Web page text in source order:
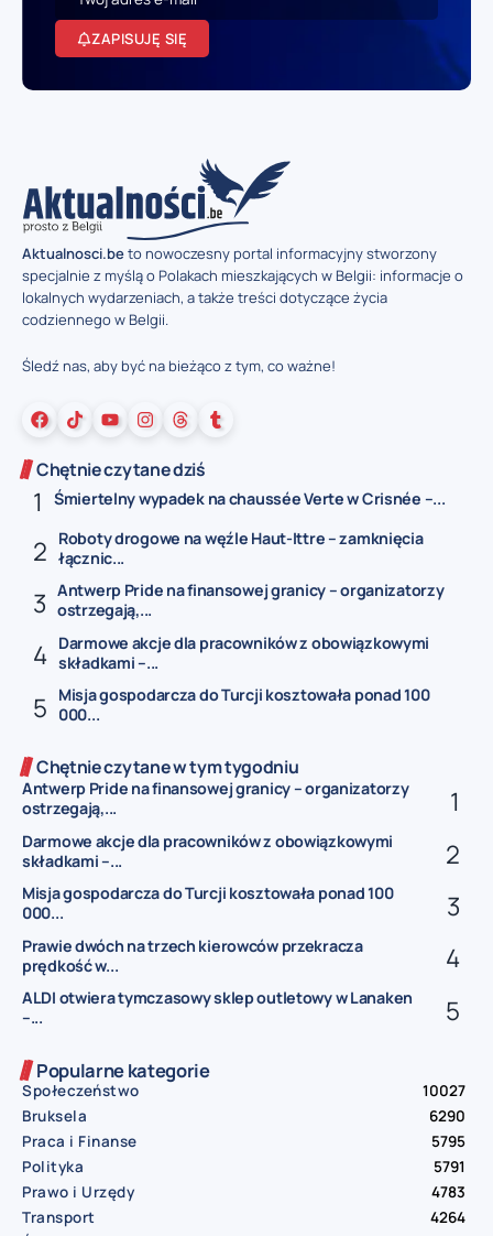
ZAPISUJĘ SIĘ
Aktualnosci.beto nowoczesny portal informacyjny stworzony
specjalnie z myślą o Polakach mieszkających w Belgii: informacje o
lokalnych wydarzeniach, a także treści dotyczące życia
codziennego w Belgii.
Śledź nas, aby być na bieżąco z tym, co ważne!
Chętnie czytane dziś
Śmiertelny wypadek na chaussée Verte w Crisnée –...
Roboty drogowe na węźle Haut-Ittre – zamknięcia
łącznic...
Antwerp Pride na finansowej granicy – organizatorzy
ostrzegają,...
Darmowe akcje dla pracowników z obowiązkowymi
składkami –...
Misja gospodarcza do Turcji kosztowała ponad 100
000...
Chętnie czytane w tym tygodniu
Antwerp Pride na finansowej granicy – organizatorzy
ostrzegają,...
Darmowe akcje dla pracowników z obowiązkowymi
składkami –...
Misja gospodarcza do Turcji kosztowała ponad 100
000...
Prawie dwóch na trzech kierowców przekracza
prędkość w...
ALDI otwiera tymczasowy sklep outletowy w Lanaken
–...
Popularne kategorie
Społeczeństwo
10027
Bruksela
6290
Praca i Finanse
5795
Polityka
5791
Prawo i Urzędy
4783
Transport
4264